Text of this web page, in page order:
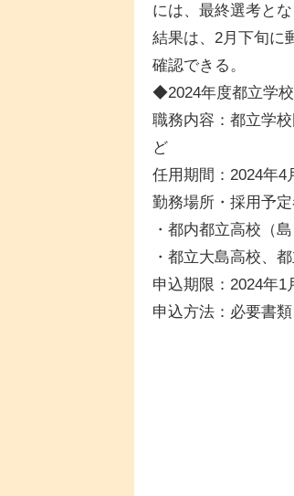
には、最終選考と
結果は、2月下旬に
確認できる。
◆2024年度都立学
職務内容：都立学
ど
任用期間：2024年4
勤務場所・採用予定
・都内都立高校（
・都立大島高校、
申込期限：2024年1
申込方法：必要書